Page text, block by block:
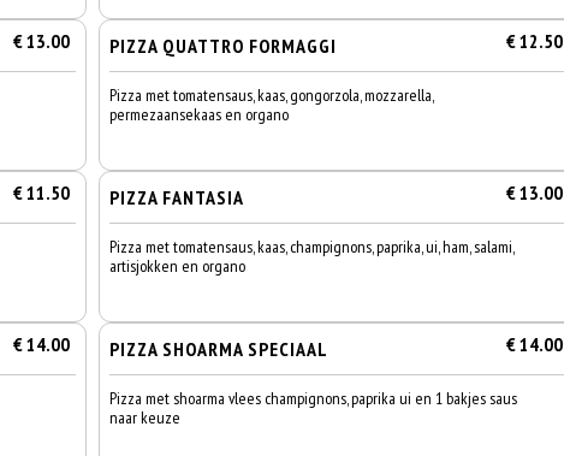
€ 13.00 PIZZA QUATTRO FORMAGGI € 12.50
Pizza met tomatensaus, kaas, gongorzola, mozzarella,
permezaansekaas en organo
€ 11.50 PIZZA FANTASIA € 13.00
Pizza met tomatensaus, kaas, champignons, paprika, ui, ham, salami,
artisjokken en organo
€ 14.00 PIZZA SHOARMA SPECIAAL € 14.00
Pizza met shoarma vlees champignons, paprika ui en 1 bakjes saus
naar keuze